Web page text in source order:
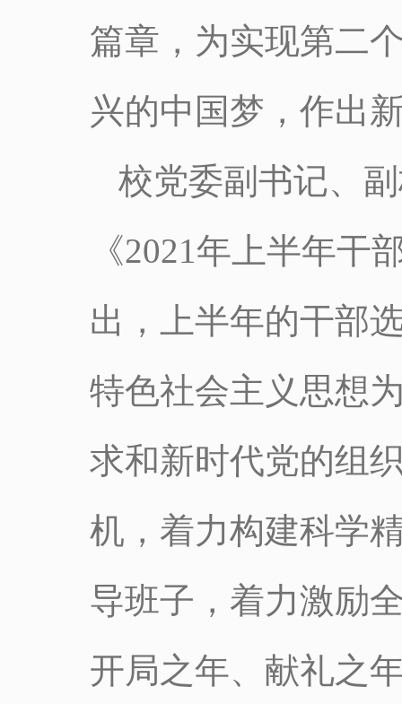
篇章，为实现第二
兴的中国梦，作出
校党委副书记、
《2021年上半年
出，上半年的干部
特色社会主义思想
求和新时代党的组
机，着力构建科学
导班子，着力激励
开局之年、献礼之